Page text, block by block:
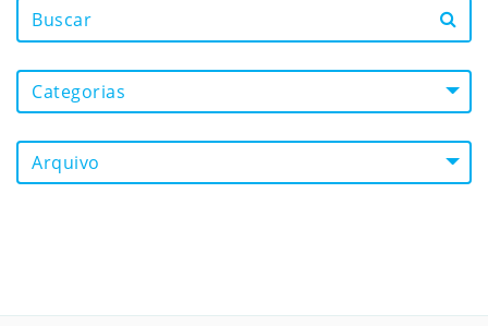
Categorias
Arquivo